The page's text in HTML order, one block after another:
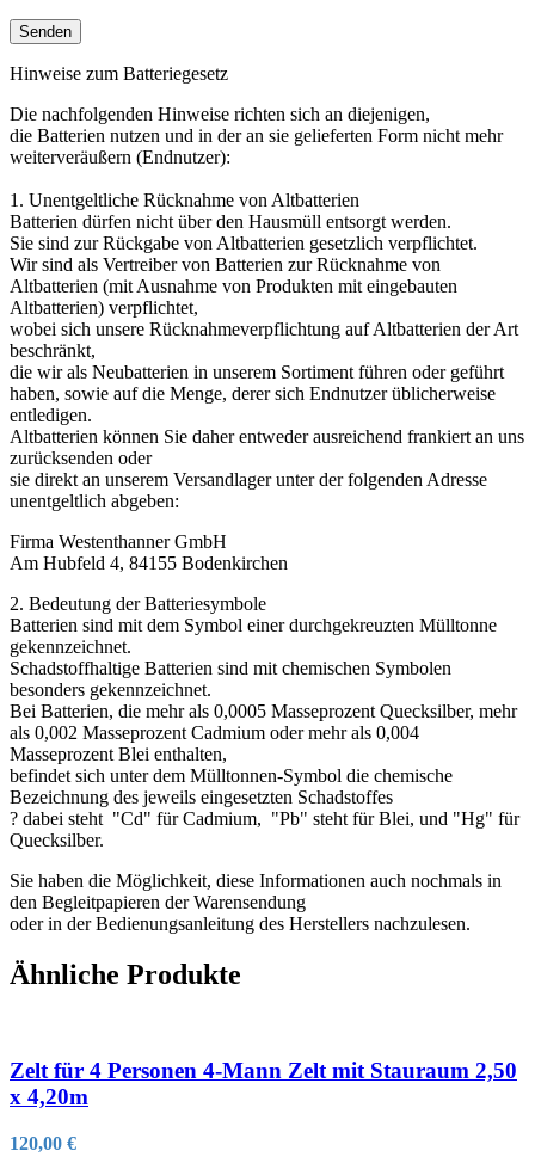
Hinweise zum Batteriegesetz
Die nachfolgenden Hinweise richten sich an diejenigen,
die Batterien nutzen und in der an sie gelieferten Form nicht mehr
weiterveräußern (Endnutzer):
1. Unentgeltliche Rücknahme von Altbatterien
Batterien dürfen nicht über den Hausmüll entsorgt werden.
Sie sind zur Rückgabe von Altbatterien gesetzlich verpflichtet.
Wir sind als Vertreiber von Batterien zur Rücknahme von
Altbatterien (mit Ausnahme von Produkten mit eingebauten
Altbatterien) verpflichtet,
wobei sich unsere Rücknahmeverpflichtung auf Altbatterien der Art
beschränkt,
die wir als Neubatterien in unserem Sortiment führen oder geführt
haben, sowie auf die Menge, derer sich Endnutzer üblicherweise
entledigen.
Altbatterien können Sie daher entweder ausreichend frankiert an uns
zurücksenden oder
sie direkt an unserem Versandlager unter der folgenden Adresse
unentgeltlich abgeben:
Firma Westenthanner GmbH
Am Hubfeld 4, 84155 Bodenkirchen
2. Bedeutung der Batteriesymbole
Batterien sind mit dem Symbol einer durchgekreuzten Mülltonne
gekennzeichnet.
Schadstoffhaltige Batterien sind mit chemischen Symbolen
besonders gekennzeichnet.
Bei Batterien, die mehr als 0,0005 Masseprozent Quecksilber, mehr
als 0,002 Masseprozent Cadmium oder mehr als 0,004
Masseprozent Blei enthalten,
befindet sich unter dem Mülltonnen-Symbol die chemische
Bezeichnung des jeweils eingesetzten Schadstoffes
? dabei steht "Cd" für Cadmium, "Pb" steht für Blei, und "Hg" für
Quecksilber.
Sie haben die Möglichkeit, diese Informationen auch nochmals in
den Begleitpapieren der Warensendung
oder in der Bedienungsanleitung des Herstellers nachzulesen.
Ähnliche Produkte
Zelt für 4 Personen 4-Mann Zelt mit Stauraum 2,50
x 4,20m
120,00 €